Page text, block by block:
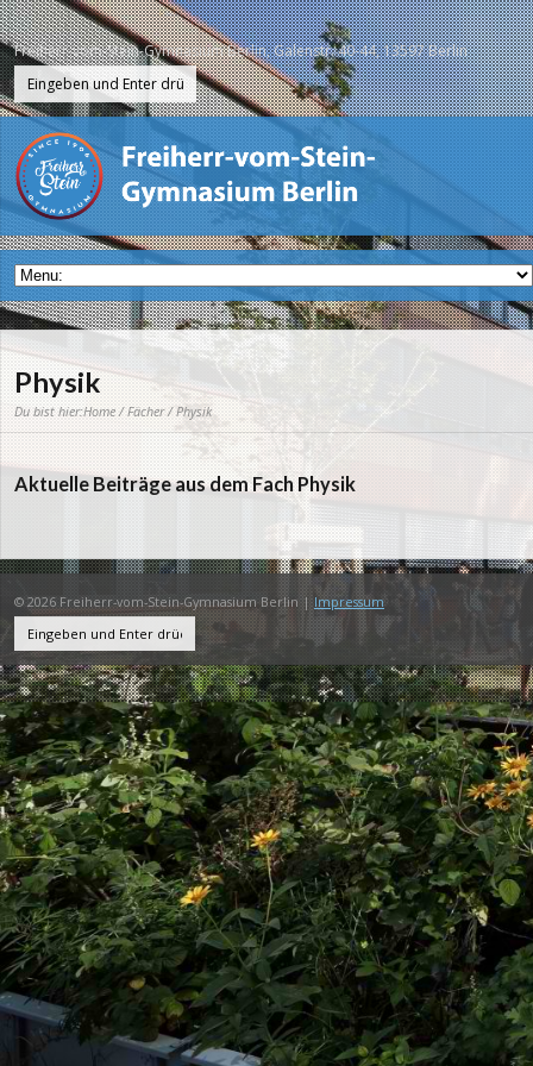
Freiherr-vom-Stein-Gymnasium Berlin, Galenstr. 40-44, 13597 Berlin
Physik
Du bist hier:Home/Fächer/ Physik
Aktuelle Beiträge aus dem Fach Physik
© 2026 Freiherr-vom-Stein-Gymnasium Berlin | Impressum